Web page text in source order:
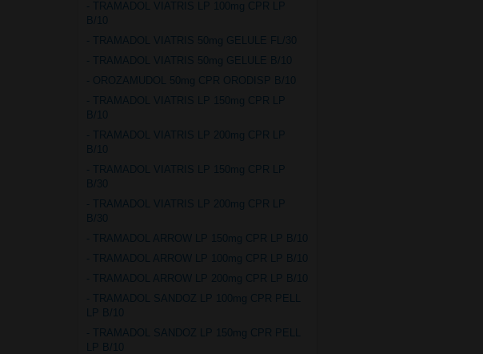
- TRAMADOL VIATRIS LP 100mg CPR LP
B/10
- TRAMADOL VIATRIS 50mg GELULE FL/30
- TRAMADOL VIATRIS 50mg GELULE B/10
- OROZAMUDOL 50mg CPR ORODISP B/10
- TRAMADOL VIATRIS LP 150mg CPR LP
B/10
- TRAMADOL VIATRIS LP 200mg CPR LP
B/10
- TRAMADOL VIATRIS LP 150mg CPR LP
B/30
- TRAMADOL VIATRIS LP 200mg CPR LP
B/30
- TRAMADOL ARROW LP 150mg CPR LP B/10
- TRAMADOL ARROW LP 100mg CPR LP B/10
- TRAMADOL ARROW LP 200mg CPR LP B/10
- TRAMADOL SANDOZ LP 100mg CPR PELL
LP B/10
- TRAMADOL SANDOZ LP 150mg CPR PELL
LP B/10